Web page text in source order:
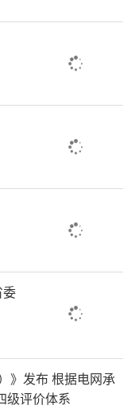
》发布 根据电网承
评价体系